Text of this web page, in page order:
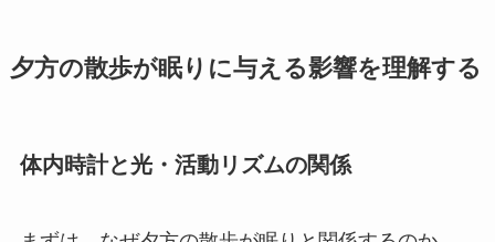
夕方の散歩が眠りに与える影響を理解する
体内時計と光・活動リズムの関係